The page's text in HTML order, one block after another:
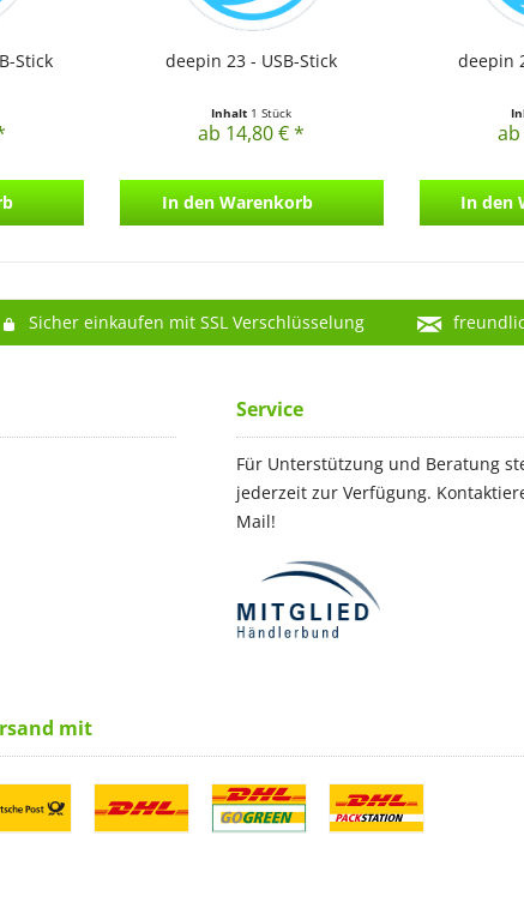
Stick deepin 23 - USB-Stick
Inhalt 1 Stück
ab 14,80 € *
In den Warenkorb
deepin
ab
In den
Sicher einkaufen mit SSL Verschlüsselung
Service
Für Unterstützung und Beratung
jederzeit zur Verfügung.
Mail!
mit